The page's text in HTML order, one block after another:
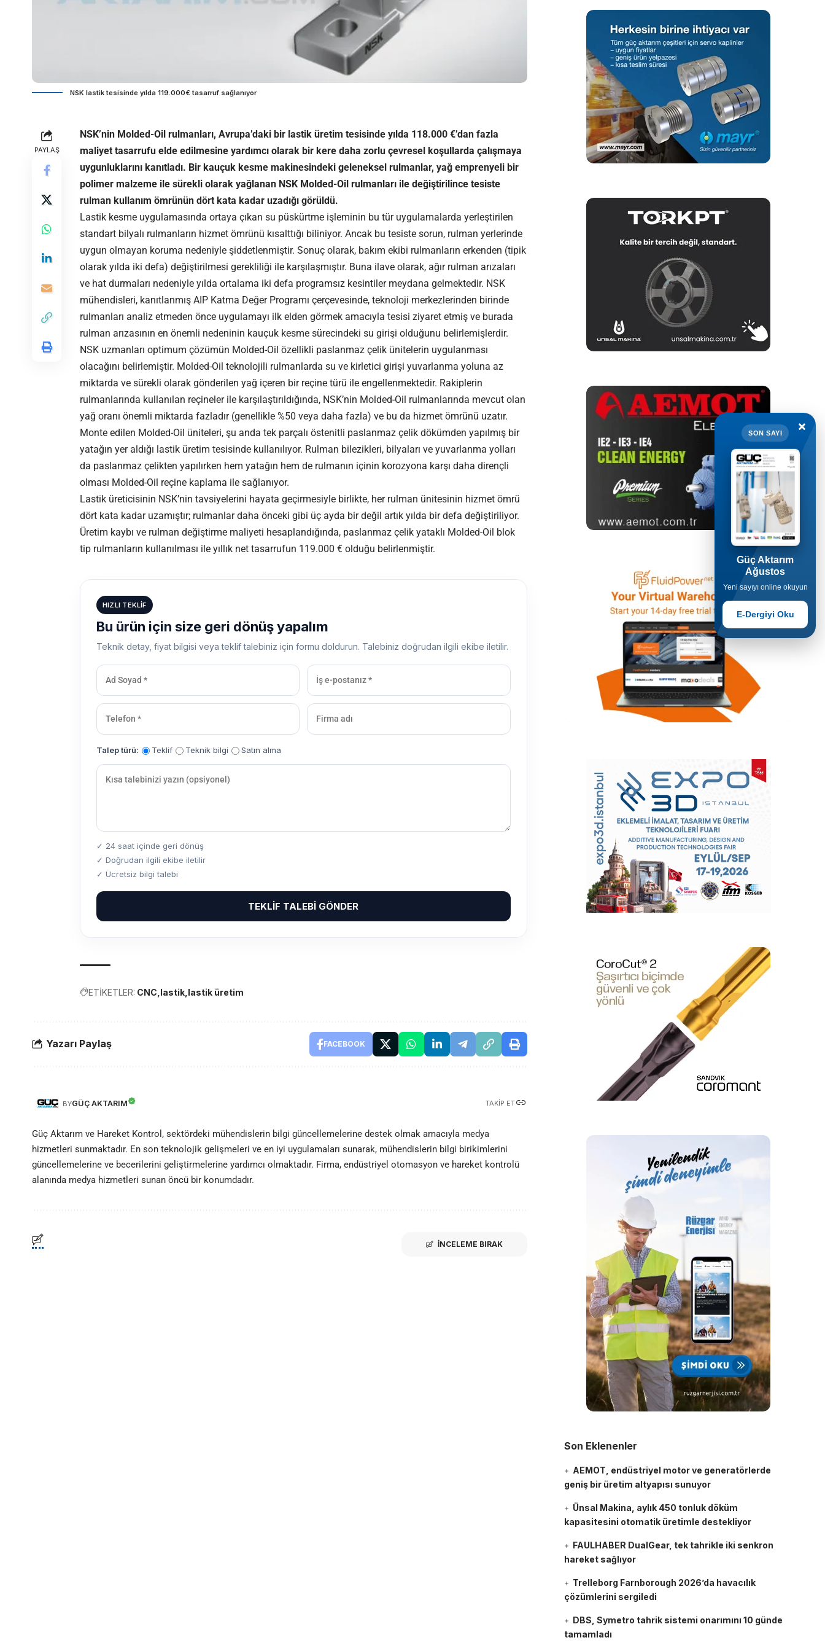
NSK lastik tesisinde yılda 119.000€ tasarruf sağlanıyor
PAYLAŞ
NSK’nin Molded-Oil rulmanları, Avrupa’daki bir lastik üretim tesisinde yılda 118.000 €’dan fazla
maliyet tasarrufu elde edilmesine yardımcı olarak bir kere daha zorlu çevresel koşullarda çalışmaya
uygunluklarını kanıtladı. Bir kauçuk kesme makinesindeki geleneksel rulmanlar, yağ emprenyeli bir
polimer malzeme ile sürekli olarak yağlanan NSK Molded-Oil rulmanları ile değiştirilince tesiste
rulman kullanım ömrünün dört kata kadar uzadığı görüldü.
Lastik kesme uygulamasında ortaya çıkan su püskürtme işleminin bu tür uygulamalarda yerleştirilen
standart bilyalı rulmanların hizmet ömrünü kısalttığı biliniyor. Ancak bu tesiste sorun, rulman yerlerinde
uygun olmayan koruma nedeniyle şiddetlenmiştir. Sonuç olarak, bakım ekibi rulmanların erkenden (tipik
olarak yılda iki defa) değiştirilmesi gerekliliği ile karşılaşmıştır. Buna ilave olarak, ağır rulman arızaları
ve hat durmaları nedeniyle yılda ortalama iki defa programsız kesintiler meydana gelmektedir. NSK
mühendisleri, kanıtlanmış AIP Katma Değer Programı çerçevesinde, teknoloji merkezlerinden birinde
rulmanları analiz etmeden önce uygulamayı ilk elden görmek amacıyla tesisi ziyaret etmiş ve burada
rulman arızasının en önemli nedeninin kauçuk kesme sürecindeki su girişi olduğunu belirlemişlerdir.
NSK uzmanları optimum çözümün Molded-Oil özellikli paslanmaz çelik ünitelerin uygulanması
olacağını belirlemiştir. Molded-Oil teknolojili rulmanlarda su ve kirletici girişi yuvarlanma yoluna az
miktarda ve sürekli olarak gönderilen yağ içeren bir reçine türü ile engellenmektedir. Rakiplerin
rulmanlarında kullanılan reçineler ile karşılaştırıldığında, NSK’nin Molded-Oil rulmanlarında mevcut olan
yağ oranı önemli miktarda fazladır (genellikle %50 veya daha fazla) ve bu da hizmet ömrünü uzatır.
Monte edilen Molded-Oil üniteleri, şu anda tek parçalı östenitli paslanmaz çelik dökümden yapılmış bir
yatağın yer aldığı lastik üretim tesisinde kullanılıyor. Rulman bilezikleri, bilyaları ve yuvarlanma yolları
da paslanmaz çelikten yapılırken hem yatağın hem de rulmanın içinin korozyona karşı daha dirençli
olması Molded-Oil reçine kaplama ile sağlanıyor.
Lastik üreticisinin NSK’nin tavsiyelerini hayata geçirmesiyle birlikte, her rulman ünitesinin hizmet ömrü
dört kata kadar uzamıştır; rulmanlar daha önceki gibi üç ayda bir değil artık yılda bir defa değiştiriliyor.
Üretim kaybı ve rulman değiştirme maliyeti hesaplandığında, paslanmaz çelik yataklı Molded-Oil blok
tip rulmanların kullanılması ile yıllık net tasarrufun 119.000 € olduğu belirlenmiştir.
HIZLI TEKLIF
Bu ürün için size geri dönüş yapalım
Teknik detay, fiyat bilgisi veya teklif talebiniz için formu doldurun. Talebiniz doğrudan ilgili ekibe iletilir.
Talep türü: Teklif Teknik bilgi Satın alma
✓ 24 saat içinde geri dönüş
✓ Doğrudan ilgili ekibe iletilir
✓ Ücretsiz bilgi talebi
TEKLIF TALEBI GÖNDER
ETİKETLER: CNC lastik lastik üretim
Yazarı Paylaş FACEBOOK
BYGÜÇ AKTARIM TAKIP ET
Güç Aktarım ve Hareket Kontrol, sektördeki mühendislerin bilgi güncellemelerine destek olmak amacıyla medya
hizmetleri sunmaktadır. En son teknolojik gelişmeleri ve en iyi uygulamaları sunarak, mühendislerin bilgi birikimlerini
güncellemelerine ve becerilerini geliştirmelerine yardımcı olmaktadır. Firma, endüstriyel otomasyon ve hareket kontrolü
alanında medya hizmetleri sunan öncü bir konumdadır.
İNCELEME BIRAK
Son Eklenenler
AEMOT, endüstriyel motor ve generatörlerde
geniş bir üretim altyapısı sunuyor
Ünsal Makina, aylık 450 tonluk döküm
kapasitesini otomatik üretimle destekliyor
FAULHABER DualGear, tek tahrikle iki senkron
hareket sağlıyor
Trelleborg Farnborough 2026’da havacılık
çözümlerini sergiledi
DBS, Symetro tahrik sistemi onarımını 10 günde
tamamladı
×
SON SAYI
Güç Aktarım
Ağustos
Yeni sayıyı online okuyun
E-Dergiyi Oku